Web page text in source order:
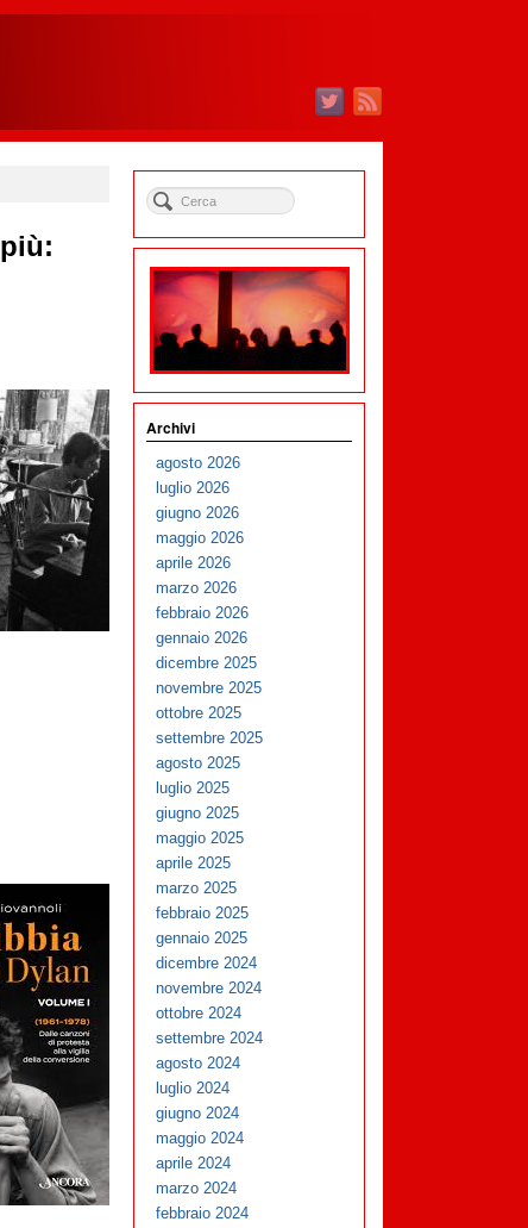
Archivi
agosto 2026
luglio 2026
giugno 2026
maggio 2026
aprile 2026
marzo 2026
febbraio 2026
gennaio 2026
dicembre 2025
novembre 2025
ottobre 2025
settembre 2025
agosto 2025
luglio 2025
giugno 2025
maggio 2025
aprile 2025
marzo 2025
febbraio 2025
gennaio 2025
dicembre 2024
novembre 2024
ottobre 2024
settembre 2024
agosto 2024
luglio 2024
giugno 2024
maggio 2024
aprile 2024
marzo 2024
febbraio 2024